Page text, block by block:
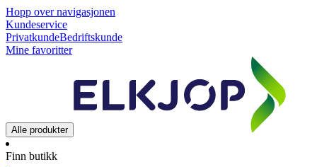
Hopp over navigasjonen
Kundeservice
PrivatkundeBedriftskunde
Mine favoritter
Alle produkter
Finn butikk